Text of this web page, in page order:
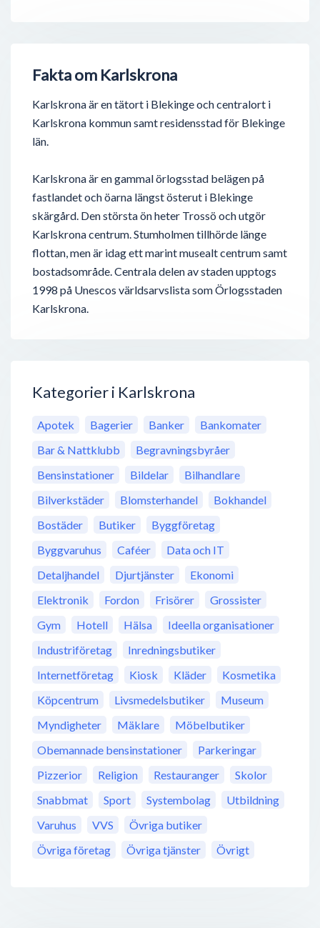
Fakta om Karlskrona
Karlskrona är en tätort i Blekinge och centralort i
Karlskrona kommun samt residensstad för Blekinge
län.
Karlskrona är en gammal örlogsstad belägen på
fastlandet och öarna längst österut i Blekinge
skärgård. Den största ön heter Trossö och utgör
Karlskrona centrum. Stumholmen tillhörde länge
flottan, men är idag ett marint musealt centrum samt
bostadsområde. Centrala delen av staden upptogs
1998 på Unescos världsarvslista som Örlogsstaden
Karlskrona.
Kategorier i Karlskrona
Apotek Bagerier Banker
Bankomater
Bar & Nattklubb
Begravningsbyråer
Bensinstationer
Bildelar
Bilhandlare
Bilverkstäder
Blomsterhandel
Bokhandel
Bostäder
Butiker
Byggföretag
Byggvaruhus
Caféer
Data och IT
Detaljhandel
Djurtjänster
Ekonomi
Elektronik
Fordon Frisörer
Grossister
Gym
Hotell Hälsa
Ideella organisationer
Industriföretag
Inredningsbutiker
Internetföretag
Kiosk Kläder
Kosmetika
Köpcentrum
Livsmedelsbutiker
Museum
Myndigheter
Mäklare
Möbelbutiker
Obemannade bensinstationer
Parkeringar
Pizzerior
Religion Restauranger
Skolor
Snabbmat
Sport Systembolag
Utbildning
Varuhus
VVS
Övriga butiker
Övriga företag
Övriga tjänster Övrigt